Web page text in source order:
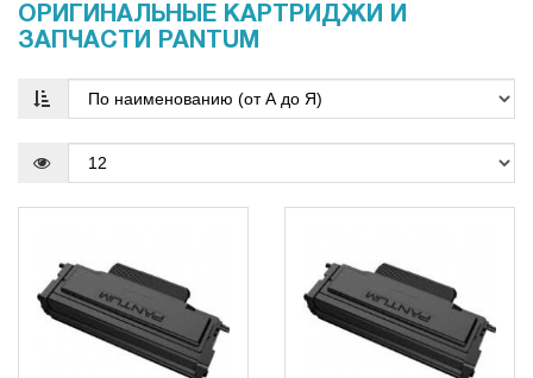
ОРИГИНАЛЬНЫЕ КАРТРИДЖИ И
ЗАПЧАСТИ PANTUM